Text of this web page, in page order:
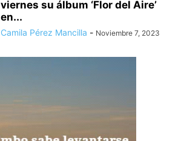
viernes su álbum ‘Flor del Aire’
en...
Camila Pérez Mancilla - Noviembre 7, 2023